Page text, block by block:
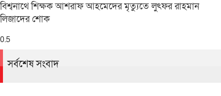
বিশ্বনাথে শিক্ষক আশরাফ আহমেদের মৃত্যুতে লুৎফর রাহমান
লিজাদের শোক
সর্বশেষ সংবাদ